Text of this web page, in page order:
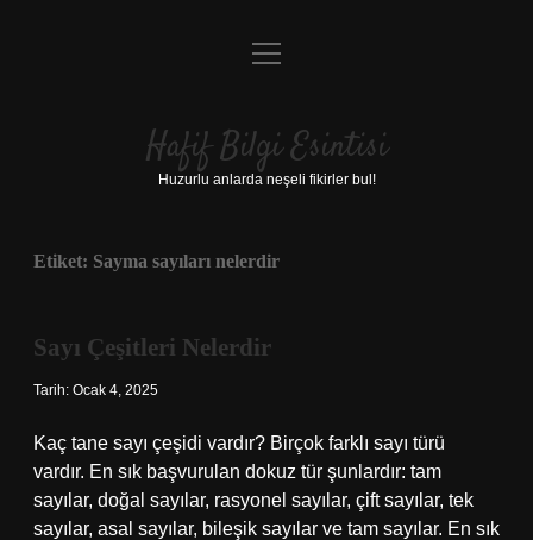
Anasayfa
Yasal Uyarı
menüyü
Hafif Bilgi Esintisi
Huzurlu anlarda neşeli fikirler bul!
Etiket: Sayma sayıları nelerdir
Sayı Çeşitleri Nelerdir
Tarih: Ocak 4, 2025
Kaç tane sayı çeşidi vardır? Birçok farklı sayı türü
vardır. En sık başvurulan dokuz tür şunlardır: tam
sayılar, doğal sayılar, rasyonel sayılar, çift sayılar, tek
sayılar, asal sayılar, bileşik sayılar ve tam sayılar. En sık